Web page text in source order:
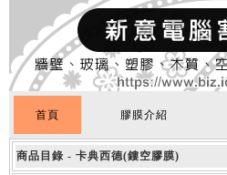
首頁 膠膜介紹
商品目錄 - 卡典西德(鏤空膠膜)